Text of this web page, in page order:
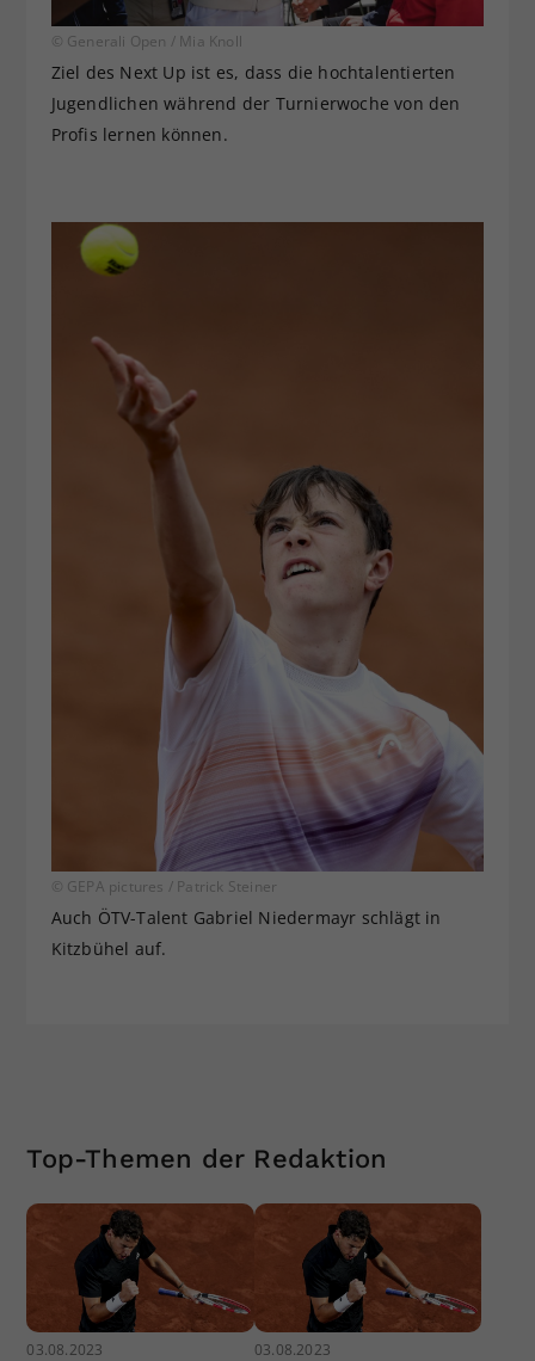
© Generali Open / Mia Knoll
Ziel des Next Up ist es, dass die hochtalentierten
Jugendlichen während der Turnierwoche von den
Profis lernen können.
© GEPA pictures / Patrick Steiner
Auch ÖTV-Talent Gabriel Niedermayr schlägt in
Kitzbühel auf.
Top-Themen der Redaktion
03.08.2023 03.08.2023